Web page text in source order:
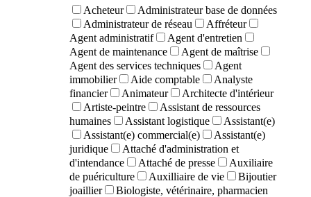
Acheteur
Administrateur base de données
Administrateur de réseau
Affréteur
Agent administratif
Agent d'entretien
Agent de maintenance
Agent de maîtrise
Agent des services techniques
Agent
immobilier
Aide comptable
Analyste
financier
Animateur
Architecte d'intérieur
Artiste-peintre
Assistant de ressources
humaines
Assistant logistique
Assistant(e)
Assistant(e) commercial(e)
Assistant(e)
juridique
Attaché d'administration et
d'intendance
Attaché de presse
Auxiliaire
de puériculture
Auxilliaire de vie
Bijoutier
joaillier
Biologiste, vétérinaire, pharmacien